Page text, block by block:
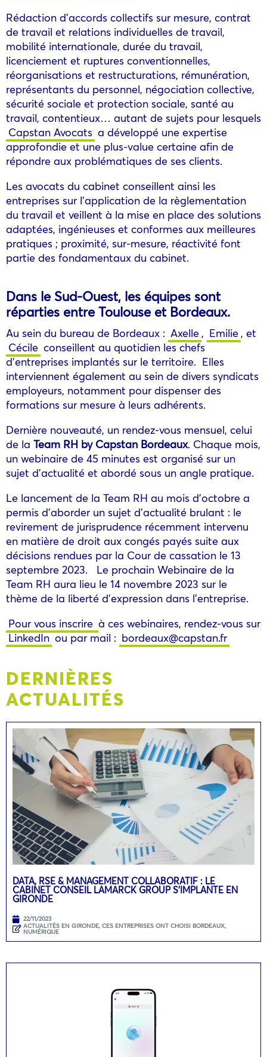
Rédaction d’accords collectifs sur mesure, contrat
de travail et relations individuelles de travail,
mobilité internationale, durée du travail,
licenciement et ruptures conventionnelles,
réorganisations et restructurations, rémunération,
représentants du personnel, négociation collective,
sécurité sociale et protection sociale, santé au
travail, contentieux… autant de sujets pour lesquels
Capstan Avocats a développé une expertise
approfondie et une plus-value certaine afin de
répondre aux problématiques de ses clients.
Les avocats du cabinet conseillent ainsi les
entreprises sur l’application de la règlementation
du travail et veillent à la mise en place des solutions
adaptées, ingénieuses et conformes aux meilleures
pratiques ; proximité, sur-mesure, réactivité font
partie des fondamentaux du cabinet.
Dans le Sud-Ouest, les équipes sont
réparties entre Toulouse et Bordeaux.
Au sein du bureau de Bordeaux : Axelle , Emilie , et
Cécile conseillent au quotidien les chefs
d’entreprises implantés sur le territoire. Elles
interviennent également au sein de divers syndicats
employeurs, notamment pour dispenser des
formations sur mesure à leurs adhérents.
Dernière nouveauté, un rendez-vous mensuel, celui
de la Team RH by Capstan Bordeaux. Chaque mois,
un webinaire de 45 minutes est organisé sur un
sujet d’actualité et abordé sous un angle pratique.
Le lancement de la Team RH au mois d’octobre a
permis d’aborder un sujet d’actualité brulant : le
revirement de jurisprudence récemment intervenu
en matière de droit aux congés payés suite aux
décisions rendues par la Cour de cassation le 13
septembre 2023. Le prochain Webinaire de la
Team RH aura lieu le 14 novembre 2023 sur le
thème de la liberté d’expression dans l’entreprise.
Pour vous inscrire à ces webinaires, rendez-vous sur
LinkedInou par mail : bordeaux@capstan.fr
DERNIÈRES
ACTUALITÉS
DATA, RSE & MANAGEMENT COLLABORATIF : LE
CABINET CONSEIL LAMARCK GROUP S’IMPLANTE EN
GIRONDE
22/11/2023
ACTUALITÉS EN GIRONDE, CES ENTREPRISES ONT CHOISI BORDEAUX,
NUMÉRIQUE